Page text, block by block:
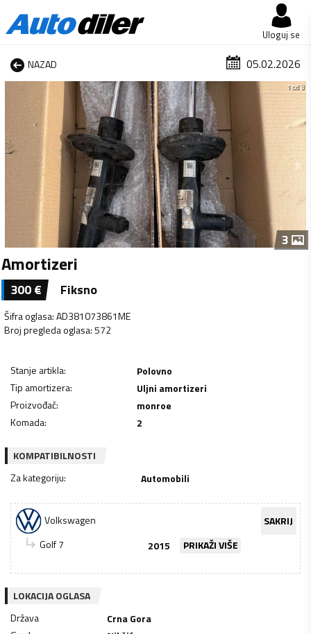
Uloguj se
NAZAD 05.02.2026
1 od 3
3
Amortizeri
300€ Fiksno
Šifra oglasa:AD381073861ME
Broj pregleda oglasa:572
Stanje artikla:
Polovno
Tip amortizera:
Uljni amortizeri
Proizvođač:
monroe
Komada: 2
KOMPATIBILNOSTI
Za kategoriju: Automobili
Volkswagen
SAKRIJ
Golf 7
2015 PRIKAŽI VIŠE
LOKACIJA OGLASA
Država
Crna Gora